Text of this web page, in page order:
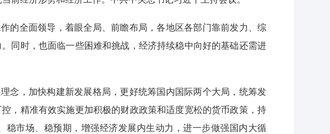
的全面领导，着眼全局、前瞻布局，各地区各部门靠前发力、综
同时，也面临一些困难和挑战，经济持续稳中向好的基础还需进
念，加快构建新发展格局，更好统筹国内国际两个大局，统筹发
，精准有效实施更加积极的财政政策和适度宽松的货币政策，持
市场、稳预期，增强经济发展内生动力，进一步做强国内大循